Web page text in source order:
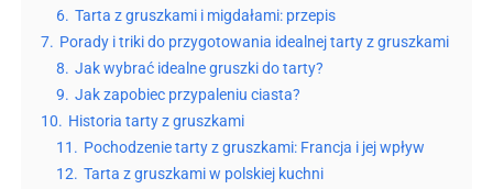
6. Tarta z gruszkami i migdałami: przepis
7. Porady i triki do przygotowania idealnej tarty z gruszkami
8. Jak wybrać idealne gruszki do tarty?
9. Jak zapobiec przypaleniu ciasta?
10. Historia tarty z gruszkami
11. Pochodzenie tarty z gruszkami: Francja i jej wpływ
12. Tarta z gruszkami w polskiej kuchni